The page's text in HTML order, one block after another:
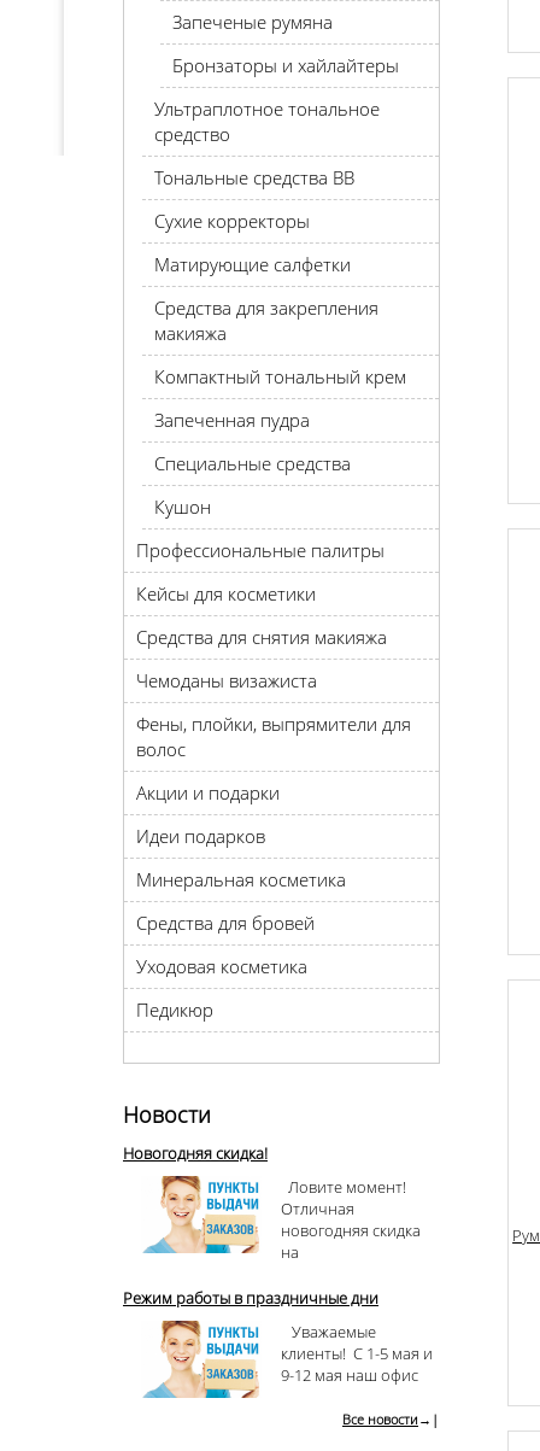
Запеченые румяна
Бронзаторы и хайлайтеры
Ультраплотное тональное
средство
Тональные средства BB
Сухие корректоры
Матирующие салфетки
Средства для закрепления
макияжа
Компактный тональный крем
Запеченная пудра
Специальные средства
Кушон
Профессиональные палитры
Кейсы для косметики
Средства для снятия макияжа
Чемоданы визажиста
Фены, плойки, выпрямители для
волос
Акции и подарки
Идеи подарков
Минеральная косметика
Средства для бровей
Уходовая косметика
Педикюр
Новости
Новогодняя скидка!
Ловите момент!
Отличная
новогодняя скидка
на
Режим работы в праздничные дни
Уважаемые
клиенты! С 1-5 мая и
9-12 мая наш офис
Все новости →|